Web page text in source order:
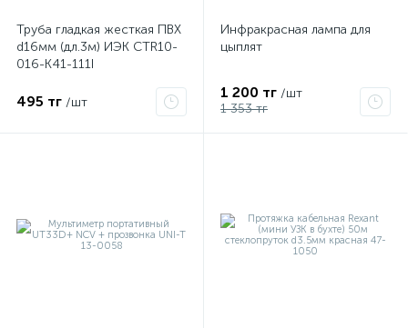
Труба гладкая жесткая ПВХ
d16мм (дл.3м) ИЭК CTR10-
016-K41-111I
495 тг /шт
Инфракрасная лампа для
цыплят
1 200 тг /шт
1 353 тг